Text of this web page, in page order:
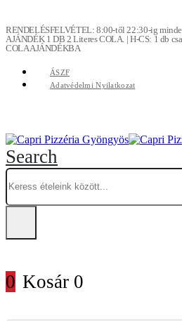
RENDELÉSFELVÉTEL: 8:00-től 22:30-ig
AJÁNDÉK 1 DB 2 Literes COLA. | H-CS: 1 db
COLA AJÁNDÉKBA
ÁSZF
Adatvédelmi Nyilatkozat
Search
0 Kosár 0